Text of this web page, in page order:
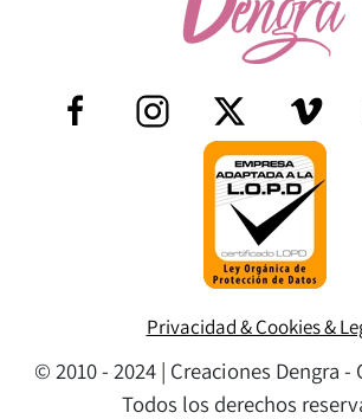
Privacidad & Cookies &
© 2010 - 2024 | Creaciones Dengra -
Todos los derechos